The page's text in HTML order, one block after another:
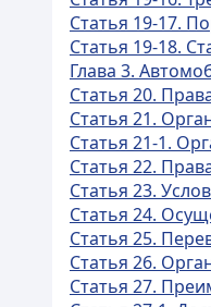
Статья 19-17.
Статья 19-18.
Глава 3.
Статья 20.
Статья 21.
Статья 21-1.
Статья 22.
Статья 23.
Статья 24.
Статья 25.
Статья 26.
Статья 27.